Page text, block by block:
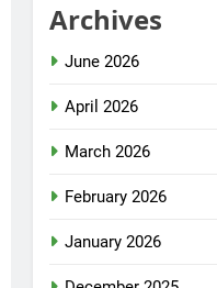
Archives
June 2026
April 2026
March 2026
February 2026
January 2026